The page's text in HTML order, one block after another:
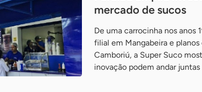
mercado de sucos
De uma carrocinha nos anos
filial em Mangabeira e planos
Camboriú, a Super Suco
inovação podem andar juntas